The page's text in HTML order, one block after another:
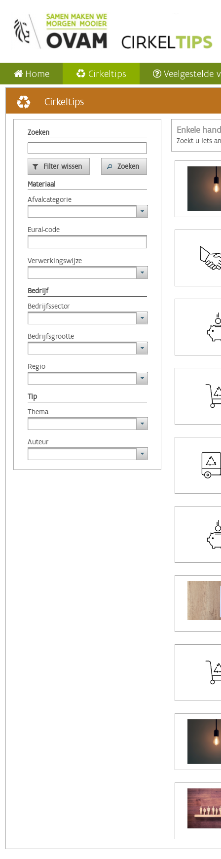
Home Cirkeltips Veelgestelde
Cirkeltips
Zoeken
Filter wissen
Zoeken
Materiaal
Afvalcategorie
Eural-code
Verwerkingswijze
Bedrijf
Bedrijfssector
Bedrijfsgrootte
Regio
Tip
Thema
Auteur
Enkele
Zoekt u iets